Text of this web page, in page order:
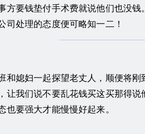
方要钱垫付手术费就说他们也没
司处理的态度便可略知一二！
媳妇一起探望老丈人，顺便将刚
让我们说不要乱花钱买这买那得
也要强大才能慢慢好起来。